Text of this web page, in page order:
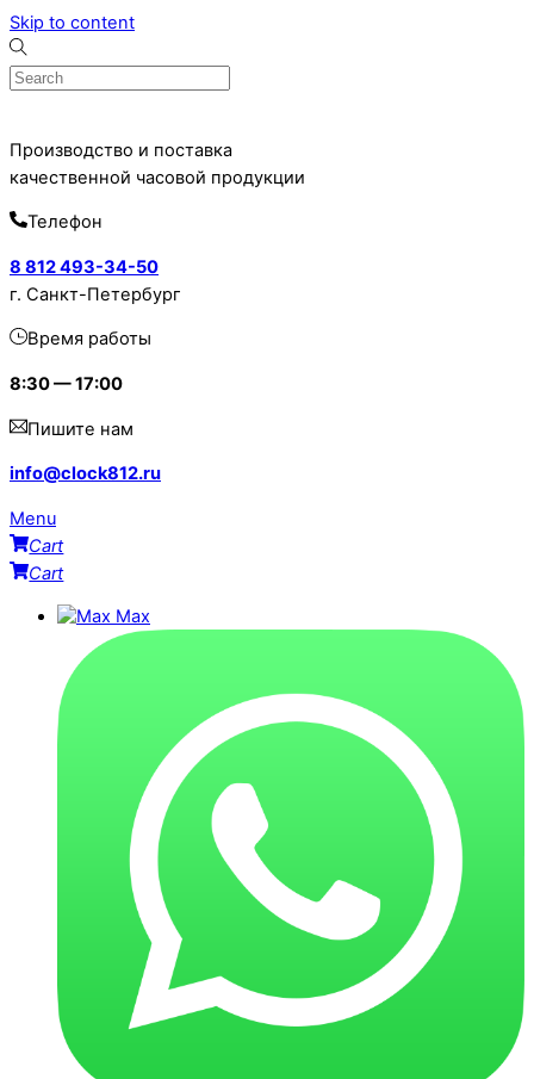
Skip to content
Производство и поставка
качественной часовой продукции
Телефон
8 812 493-34-50
г. Санкт-Петербург
Время работы
8:30 — 17:00
Пишите нам
info@clock812.ru
Menu
Cart
Cart
Max